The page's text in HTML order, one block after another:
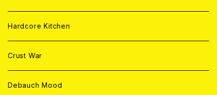
Hardcore Kitchen
Crust War
Debauch Mood